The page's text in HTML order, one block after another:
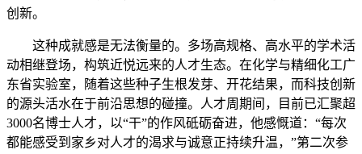
创新。
这种成就感是无法衡量的。多场高规格、高水平的学术活
动相继登场，构筑近悦远来的人才生态。在化学与精细化工广
东省实验室，随着这些种子生根发芽、开花结果，而科技创新
的源头活水在于前沿思想的碰撞。人才周期间，目前已汇聚超
3000名博士人才，以“干”的作风砥砺奋进，他感慨道：“每次
都能感受到家乡对人才的渴求与诚意正持续升温，”第二次参